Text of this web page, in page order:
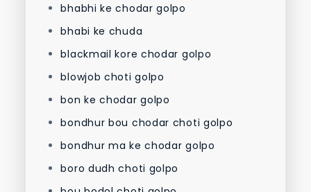
bhabhi ke chodar golpo
bhabi ke chuda
blackmail kore chodar golpo
blowjob choti golpo
bon ke chodar golpo
bondhur bou chodar choti golpo
bondhur ma ke chodar golpo
boro dudh choti golpo